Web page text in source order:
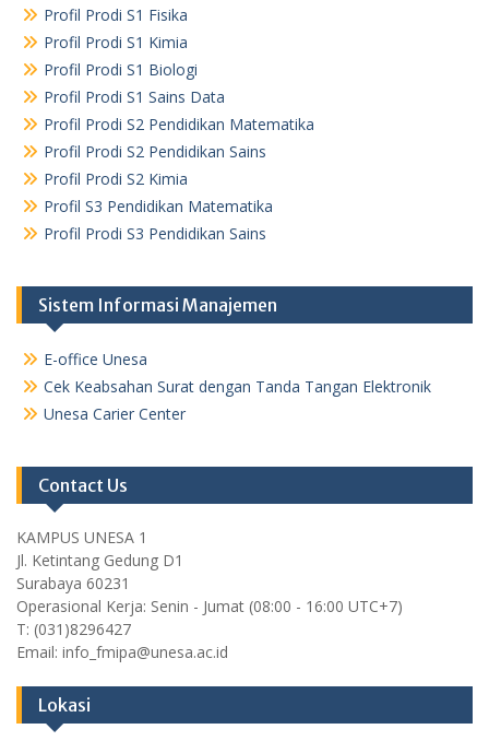
Profil Prodi S1 Fisika
Profil Prodi S1 Kimia
Profil Prodi S1 Biologi
Profil Prodi S1 Sains Data
Profil Prodi S2 Pendidikan Matematika
Profil Prodi S2 Pendidikan Sains
Profil Prodi S2 Kimia
Profil S3 Pendidikan Matematika
Profil Prodi S3 Pendidikan Sains
Sistem Informasi Manajemen
E-office Unesa
Cek Keabsahan Surat dengan Tanda Tangan Elektronik
Unesa Carier Center
Contact Us
KAMPUS UNESA 1
Jl. Ketintang Gedung D1
Surabaya 60231
Operasional Kerja: Senin - Jumat (08:00 - 16:00 UTC+7)
T: (031)8296427
Email: info_fmipa@unesa.ac.id
Lokasi